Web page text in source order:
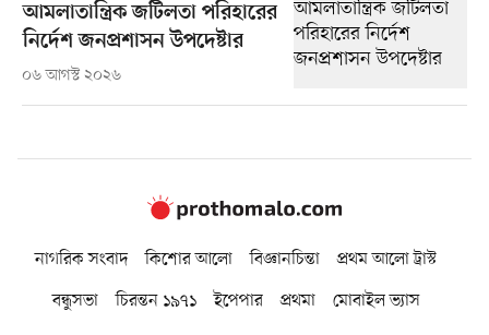
আমলাতান্ত্রিক জটিলতা পরিহারের
নির্দেশ জনপ্রশাসন উপদেষ্টার
০৬ আগস্ট ২০২৬
নাগরিক সংবাদ কিশোর আলো বিজ্ঞানচিন্তা
প্রথম আলো ট্রাস্ট
বন্ধুসভা
চিরন্তন ১৯৭১ ইপেপার প্রথমা মোবাইল ভ্যাস